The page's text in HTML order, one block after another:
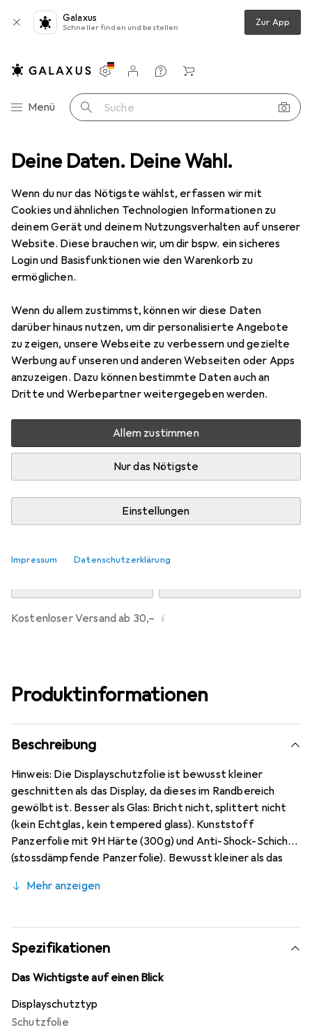
Deine Daten. Deine Wahl.
Wenn du nur das Nötigste wählst, erfassen wir mit
Cookies und ähnlichen Technologien Informationen zu
deinem Gerät und deinem Nutzungsverhalten auf unserer
Website. Diese brauchen wir, um dir bspw. ein sicheres
Login und Basisfunktionen wie den Warenkorb zu
ermöglichen.
Wenn du allem zustimmst, können wir diese Daten
darüber hinaus nutzen, um dir personalisierte Angebote
zu zeigen, unsere Webseite zu verbessern und gezielte
Werbung auf unseren und anderen Webseiten oder Apps
anzuzeigen. Dazu können bestimmte Daten auch an
Dritte und Werbepartner weitergegeben werden.
Allem zustimmen
Nur das Nötigste
Einstellungen
Impressum Datenschutzerklärung
Galaxus
Schneller finden und bestellen Zur App
Navigation nach Kategorien
Menü Suche
Einstellungen
Kundenkonto
Vergleichslisten
Merklisten
Warenkorb
Smartphone Schutzfolie Dipos Displayschutz Anti-Shock
8 Bilder
DiposDisplayschutz Anti-Shock
Preis in EUR inkl. MwSt.
EUR
8,98
Bewertungen Marke
Mehr von Dipos
Mi, 12.8. geliefert
Mehr als 10 Stück an Lager beim Drittanbieter
Lieferort angeben für genaue Lieferzeit
Kostenloser Versand ab 30,– i
Produktinformationen
Beschreibung
Hinweis: Die Displayschutzfolie ist bewusst kleiner
geschnitten als das Display, da dieses im Randbereich
gewölbt ist. Besser als Glas: Bricht nicht, splittert nicht
(kein Echtglas, kein tempered glass). Kunststoff
Panzerfolie mit 9H Härte (300g) und Anti-Shock-Schicht
(stossdämpfende Panzerfolie). Bewusst kleiner als das
Fotos), blasenfrei und jederzeit rückstandsfrei zu
unsichtbar), ca. 0,2 mm dünn, oleophobische Anti-
Fingerprint Beschichtung. 10 Jahre Herstellergarantie -
Markenprodukt made in Germany.
Mehr anzeigen
Spezifikationen
Das Wichtigste auf einen Blick
Displayschutztyp
Schutzfolie